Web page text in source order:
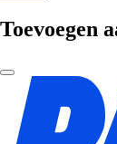
Toevoegen